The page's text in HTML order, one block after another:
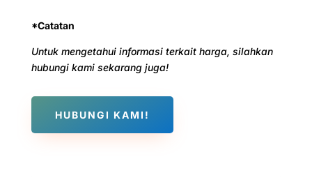
*Catatan
Untuk mengetahui informasi terkait harga, silahkan
hubungi kami sekarang juga!
HUBUNGI KAMI!